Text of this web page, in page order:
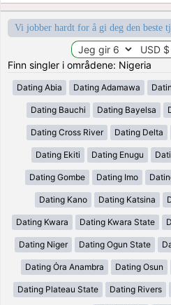
Vi jobber hardt for å gi deg den beste
Finn singler i områdene: Nigeria
Dating Abia Dating Adamawa
Dating Bauchi Dating Bayelsa
Dating Cross River Dating Delta
Dating Ekiti Dating Enugu
Dating Gombe Dating Imo
Dating Kano Dating Katsina
Dating Kwara Dating Kwara State
Dating Niger Dating Ogun State
Dating Ȯra Anambra Dating Osun
Dating Plateau State Dating Rivers